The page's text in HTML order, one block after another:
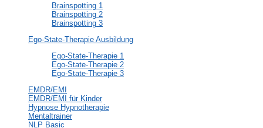
Brainspotting 1
Brainspotting 2
Brainspotting 3
Ego-State-Therapie Ausbildung
Ego-State-Therapie 1
Ego-State-Therapie 2
Ego-State-Therapie 3
EMDR/EMI
EMDR/EMI für Kinder
Hypnose Hypnotherapie
Mentaltrainer
NLP Basic